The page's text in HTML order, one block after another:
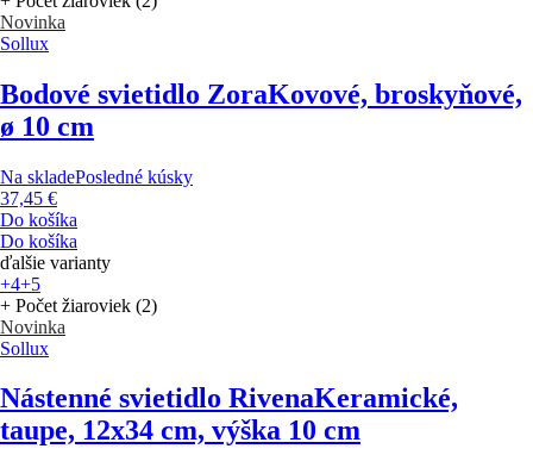
Novinka
Sollux
Bodové svietidlo ZoraKovové, broskyňové,
ø 10 cm
Na skladePosledné kúsky
37,45 €
Do košíka
Do košíka
ďalšie varianty
+4+5
+ Počet žiaroviek (2)
Novinka
Sollux
Nástenné svietidlo RivenaKeramické,
taupe, 12x34 cm, výška 10 cm